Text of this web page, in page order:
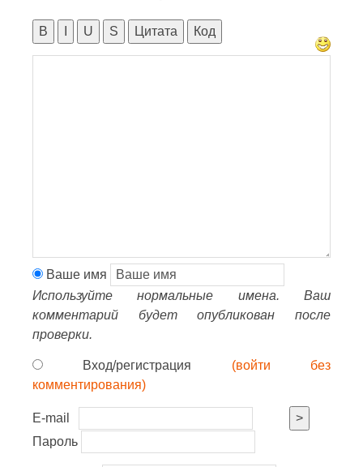
B U S Цитата Код
Ваше имя
Используйте нормальные имена. Ваш
комментарий будет опубликован после
проверки.
Вход/регистрация (войти без
комментирования)
E-mail
>
Пароль